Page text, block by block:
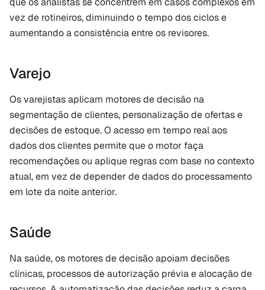
vez de rotineiros, diminuindo o tempo dos ciclos e
aumentando a consistência entre os revisores.
Varejo
Os varejistas aplicam motores de decisão na
segmentação de clientes, personalização de ofertas e
decisões de estoque. O acesso em tempo real aos
dados dos clientes permite que o motor faça
recomendações ou aplique regras com base no contexto
atual, em vez de depender de dados do processamento
em lote da noite anterior.
Saúde
Na saúde, os motores de decisão apoiam decisões
clínicas, processos de autorização prévia e alocação de